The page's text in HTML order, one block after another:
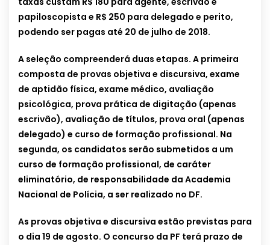
papiloscopista e R$ 250 para delegado e perito,
podendo ser pagas até 20 de julho de 2018.
A seleção compreenderá duas etapas. A primeira
composta de provas objetiva e discursiva, exame
de aptidão física, exame médico, avaliação
psicológica, prova prática de digitação (apenas
escrivão), avaliação de títulos, prova oral (apenas
delegado) e curso de formação profissional. Na
segunda, os candidatos serão submetidos a um
curso de formação profissional, de caráter
eliminatório, de responsabilidade da Academia
Nacional de Polícia, a ser realizado no DF.
As provas objetiva e discursiva estão previstas para
o dia 19 de agosto. O concurso da PF terá prazo de